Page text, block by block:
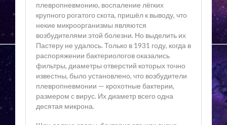
плевропневмонию, воспаление лёгких
крупного рогатого скота, пришёл к выводу, что
некие микроорганизмы являются
возбудителями этой болезни. Но выделить их
Пастеру не удалось. Только в 1931 году, когда в
распоряжении бактериологов оказались
фильтры, диаметры отверстий которых точно
известны, было установлено, что возбудители
плевропневмонии — крохотные бактерии,
размером с вирус. Их диаметр всего одна
десятая микрона.